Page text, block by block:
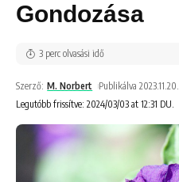
Gondozása
Legutóbb frissítve: 2024/03/03 at 12:31 DU.
Szerző: M. Norbert Publikálva 2023.11.20.
3 perc olvasási idő